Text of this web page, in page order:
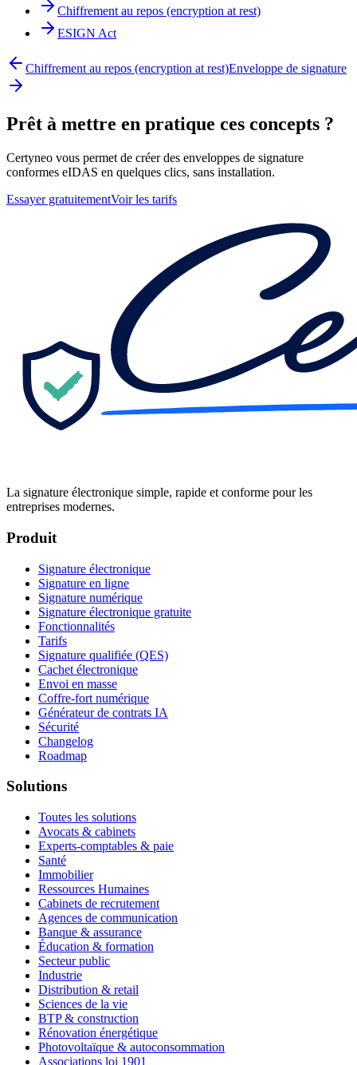
Chiffrement au repos (encryption at rest)
ESIGN Act
Chiffrement au repos (encryption at rest)Enveloppe de signature
Prêt à mettre en pratique ces concepts ?
Certyneo vous permet de créer des enveloppes de signature
conformes eIDAS en quelques clics, sans installation.
Essayer gratuitementVoir les tarifs
La signature électronique simple, rapide et conforme pour les
entreprises modernes.
Produit
Signature électronique
Signature en ligne
Signature numérique
Signature électronique gratuite
Fonctionnalités
Tarifs
Signature qualifiée (QES)
Cachet électronique
Envoi en masse
Coffre-fort numérique
Générateur de contrats IA
Sécurité
Changelog
Roadmap
Solutions
Toutes les solutions
Avocats & cabinets
Experts-comptables & paie
Santé
Immobilier
Ressources Humaines
Cabinets de recrutement
Agences de communication
Banque & assurance
Éducation & formation
Secteur public
Industrie
Distribution & retail
Sciences de la vie
BTP & construction
Rénovation énergétique
Photovoltaïque & autoconsommation
Associations loi 1901